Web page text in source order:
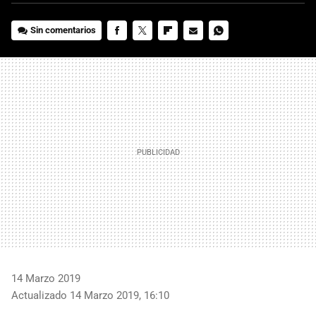
Sin comentarios
MAIL
14 Marzo 2019
Actualizado 14 Marzo 2019, 16:10